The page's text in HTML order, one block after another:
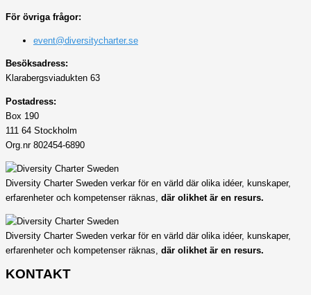
För övriga frågor:
event@diversitycharter.se
Besöksadress:
Klarabergsviadukten 63
Postadress:
Box 190
111 64 Stockholm
Org.nr 802454-6890
Diversity Charter Sweden verkar för en värld där olika idéer, kunskaper,
erfarenheter och kompetenser räknas, där olikhet är en resurs.
Diversity Charter Sweden verkar för en värld där olika idéer, kunskaper,
erfarenheter och kompetenser räknas, där olikhet är en resurs.
KONTAKT